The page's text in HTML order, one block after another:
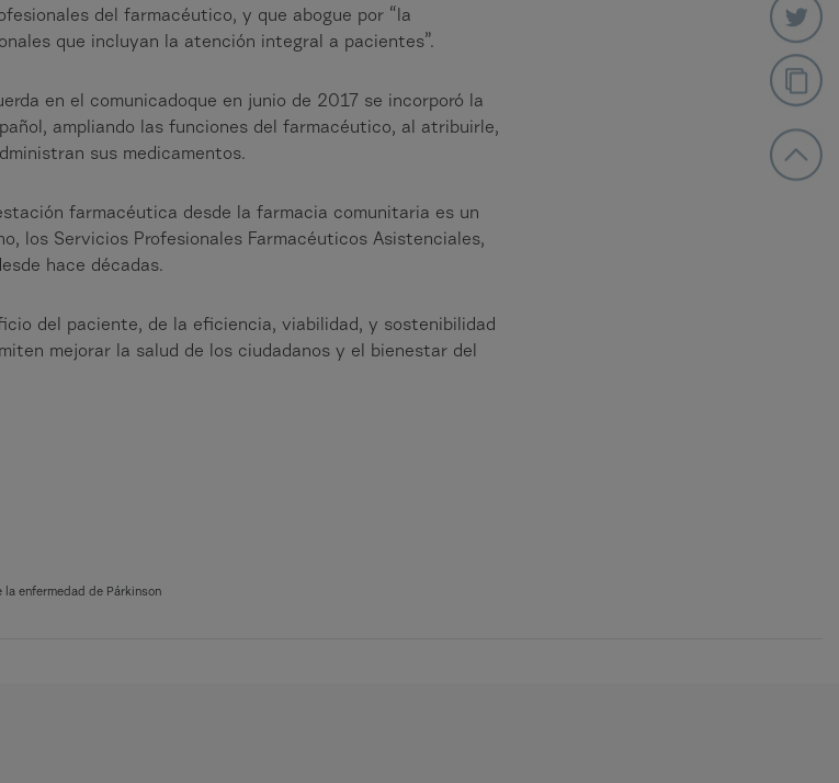
del farmacéutico, y que abogue por “la
que incluyan la atención integral a pacientes”.
en el comunicadoque en junio de 2017 se incorporó la
ampliando las funciones del farmacéutico, al atribuirle,
sus medicamentos.
farmacéutica desde la farmacia comunitaria es un
los Servicios Profesionales Farmacéuticos Asistenciales,
hace décadas.
del paciente, de la eficiencia, viabilidad, y sostenibilidad
mejorar la salud de los ciudadanos y el bienestar del
la enfermedad de Párkinson